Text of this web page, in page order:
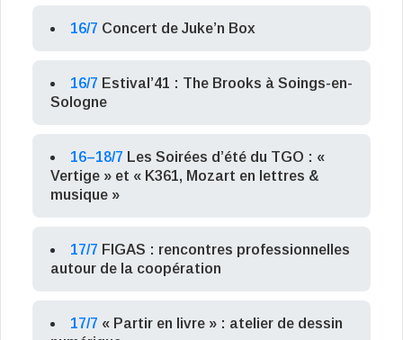
16/7 Concert de Juke’n Box
16/7 Estival’41 : The Brooks à Soings-en-
Sologne
16–18/7 Les Soirées d’été du TGO : «
Vertige » et « K361, Mozart en lettres &
musique »
17/7 FIGAS : rencontres professionnelles
autour de la coopération
17/7 « Partir en livre » : atelier de dessin